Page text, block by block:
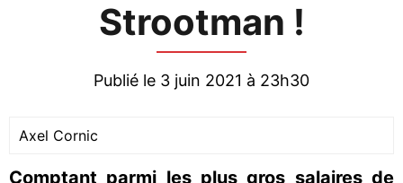
Strootman !
Publié le 3 juin 2021 à 23h30
Axel Cornic
Comptant parmi les plus gros salaires de